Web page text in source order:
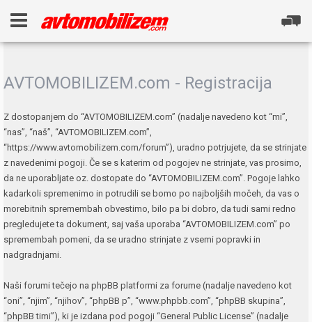
AVTOMOBILIZEM.com - Registracija
Z dostopanjem do “AVTOMOBILIZEM.com” (nadalje navedeno kot “mi”,
“nas”, “naš”, “AVTOMOBILIZEM.com”,
“https://www.avtomobilizem.com/forum”), uradno potrjujete, da se strinjate
z navedenimi pogoji. Če se s katerim od pogojev ne strinjate, vas prosimo,
da ne uporabljate oz. dostopate do “AVTOMOBILIZEM.com”. Pogoje lahko
kadarkoli spremenimo in potrudili se bomo po najboljših močeh, da vas o
morebitnih spremembah obvestimo, bilo pa bi dobro, da tudi sami redno
pregledujete ta dokument, saj vaša uporaba “AVTOMOBILIZEM.com” po
spremembah pomeni, da se uradno strinjate z vsemi popravki in
nadgradnjami.
Naši forumi tečejo na phpBB platformi za forume (nadalje navedeno kot
“oni”, “njim”, “njihov”, “phpBB p”, “www.phpbb.com”, “phpBB skupina”,
“phpBB timi”), ki je izdana pod pogoji “General Public License” (nadalje